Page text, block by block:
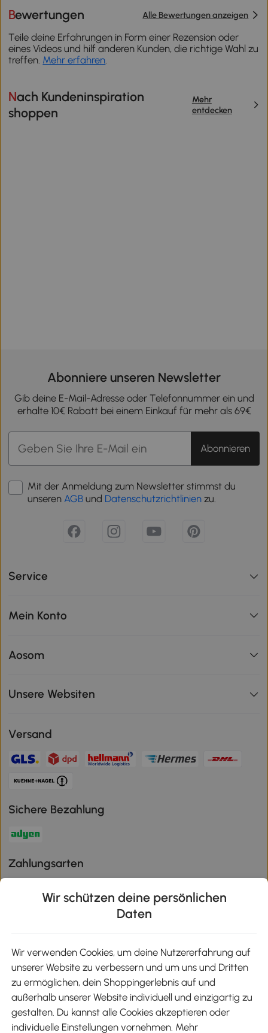
Bewertungen Alle Bewertungen anzeigen
Teile deine Erfahrungen in Form einer Rezension oder
eines Videos und hilf anderen Kunden, die richtige Wahl zu
treffen. Mehr erfahren
Nach Kundeninspiration
shoppen
Mehr
entdecken
Abonniere unseren Newsletter
Gib deine E-Mail-Adresse oder Telefonnummer ein und
erhalte 10€ Rabatt bei einem Einkauf für mehr als 69€
Abonnieren
Mit der Anmeldung zum Newsletter stimmst du
unseren AGB und Datenschutzrichtlinien zu.
Service
Mein Konto
Aosom
Unsere Websiten
Versand
Sichere Bezahlung
Zahlungsarten
Aosom-App
Google Play
Wir schützen deine persönlichen
Daten
Wir verwenden Cookies, um deine Nutzererfahrung auf
unserer Website zu verbessern und um uns und Dritten
zu ermöglichen, dein Shoppingerlebnis auf und
außerhalb unserer Website individuell und einzigartig zu
gestalten. Du kannst alle Cookies akzeptieren oder
individuelle Einstellungen vornehmen. Mehr